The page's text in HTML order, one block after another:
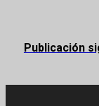
Publicación